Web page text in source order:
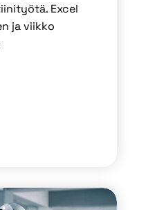
Excel
ja viikko